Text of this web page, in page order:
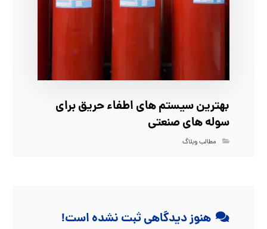
بهترین سیستم‌ های اطفاء حریق برای
سوله‌ های صنعتی
مطالب وبلاگ
هنوز دیدگاهی ثبت نشده است!